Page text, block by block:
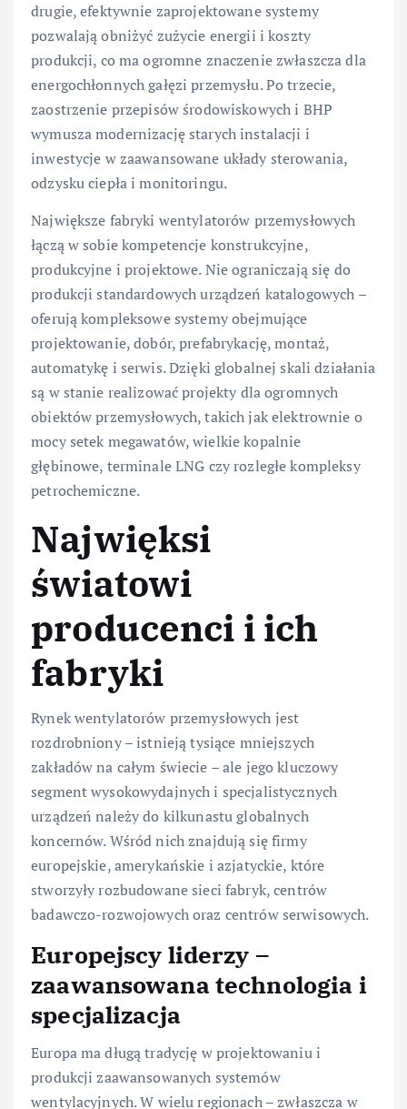
drugie, efektywnie zaprojektowane systemy
pozwalają obniżyć zużycie energii i koszty
produkcji, co ma ogromne znaczenie zwłaszcza dla
energochłonnych gałęzi przemysłu. Po trzecie,
zaostrzenie przepisów środowiskowych i BHP
wymusza modernizację starych instalacji i
inwestycje w zaawansowane układy sterowania,
odzysku ciepła i monitoringu.
Największe fabryki wentylatorów przemysłowych
łączą w sobie kompetencje konstrukcyjne,
produkcyjne i projektowe. Nie ograniczają się do
produkcji standardowych urządzeń katalogowych –
oferują kompleksowe systemy obejmujące
projektowanie, dobór, prefabrykację, montaż,
automatykę i serwis. Dzięki globalnej skali działania
są w stanie realizować projekty dla ogromnych
obiektów przemysłowych, takich jak elektrownie o
mocy setek megawatów, wielkie kopalnie
głębinowe, terminale LNG czy rozległe kompleksy
petrochemiczne.
Najwięksi
światowi
producenci i ich
fabryki
Rynek wentylatorów przemysłowych jest
rozdrobniony – istnieją tysiące mniejszych
zakładów na całym świecie – ale jego kluczowy
segment wysokowydajnych i specjalistycznych
urządzeń należy do kilkunastu globalnych
koncernów. Wśród nich znajdują się firmy
europejskie, amerykańskie i azjatyckie, które
stworzyły rozbudowane sieci fabryk, centrów
badawczo-rozwojowych oraz centrów serwisowych.
Europejscy liderzy –
zaawansowana technologia i
specjalizacja
Europa ma długą tradycję w projektowaniu i
produkcji zaawansowanych systemów
wentylacyjnych. W wielu regionach – zwłaszcza w